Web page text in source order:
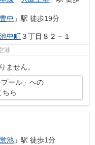
豊中 」駅 徒歩19分
中町３丁目８２－１
港
ません。
プール」への
ちら
蛍池 」駅 徒歩1分